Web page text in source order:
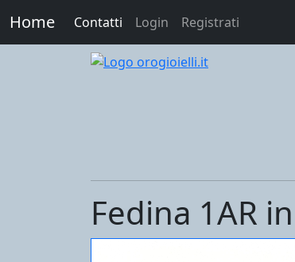
Home Contatti Login Registrati
Fedina 1AR